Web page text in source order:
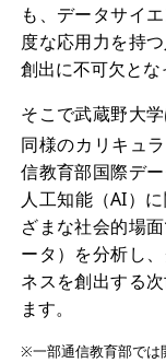
も、データサイ
度な応用力を持
創出に不可欠とな
そこで武蔵野大
同様のカリキュ
信教育部国際デ
人工知能（AI）
ざまな社会的場
ータ）を分析し
ネスを創出する
ます。
※一部通信教育部では